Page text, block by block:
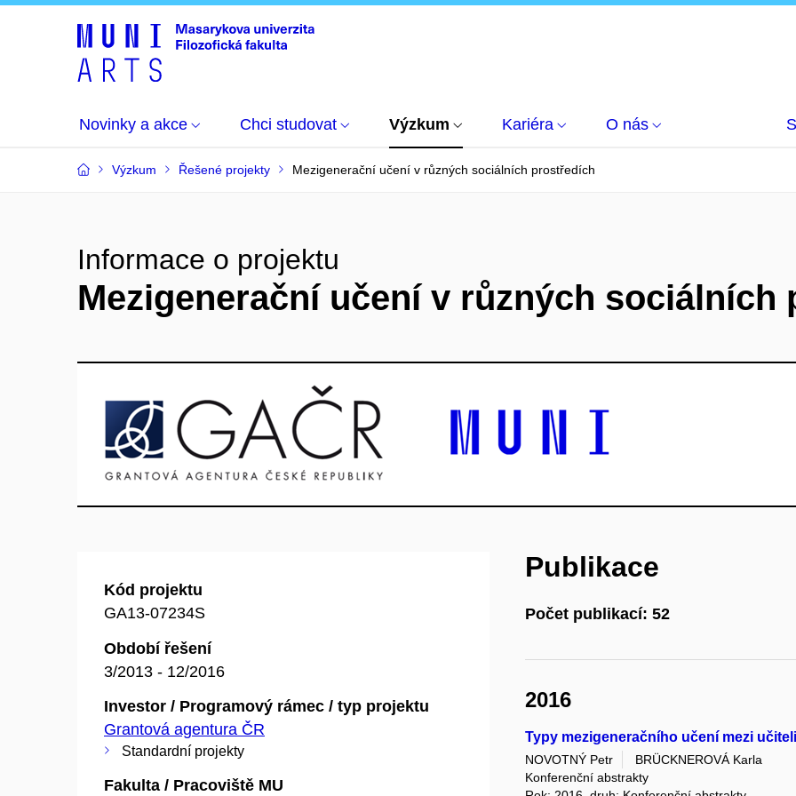
Novinky a akce Chci studovat Výzkum Kariéra O nás
Výzkum Řešené projekty Mezigenerační učení v různých sociálních prostředích
Informace o projektu
Mezigenerační učení v různých sociálních
Kód projektu
GA13-07234S
Období řešení
3/2013 - 12/2016
Investor / Programový rámec / typ projektu
Grantová agentura ČR
Standardní projekty
Fakulta / Pracoviště MU
Publikace
Počet publikací: 52
2016
Typy mezigeneračního učení mezi
NOVOTNÝ Petr
BRÜCKNEROVÁ Karla
Konferenční abstrakty